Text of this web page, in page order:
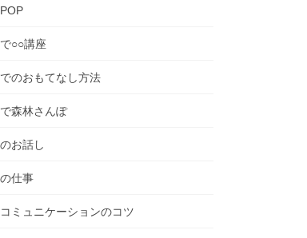
○○講座
のおもてなし方法
森林さんぽ
お話し
仕事
ミュニケーションのコツ